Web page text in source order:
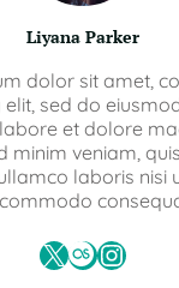
Liyana Parker
dolor sit amet,
elit, sed do
et dolore
minim veniam,
laboris nisi
X Last.fmInstagram